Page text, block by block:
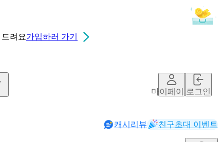
드려요가입하러 가기
마이페이지로그인
캐시리뷰 친구초대 이벤트